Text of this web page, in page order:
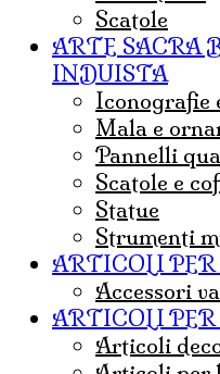
scatole
ARTE SACRA BUDDHISTA E
INDUISTA
iconografie
mala e
pannelli
Scatole e
statue
strumenti
ARTICOLI
Accessori
ARTICOLI
articoli